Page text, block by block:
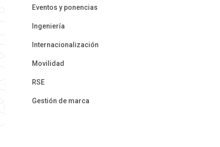
Eventos y ponencias
Ingeniería
Internacionalización
Movilidad
RSE
Gestión de marca